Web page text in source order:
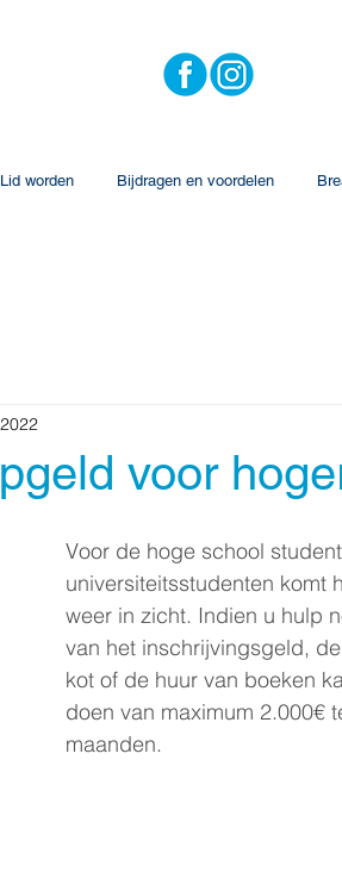
Lid worden Bijdragen en voordelen
voor
Voor de hoge school
universiteitsstudenten komt
weer in zicht. Indien u hulp
van het inschrijvingsgeld,
kot of de huur van boeken
doen van maximum 2.000€
maanden.